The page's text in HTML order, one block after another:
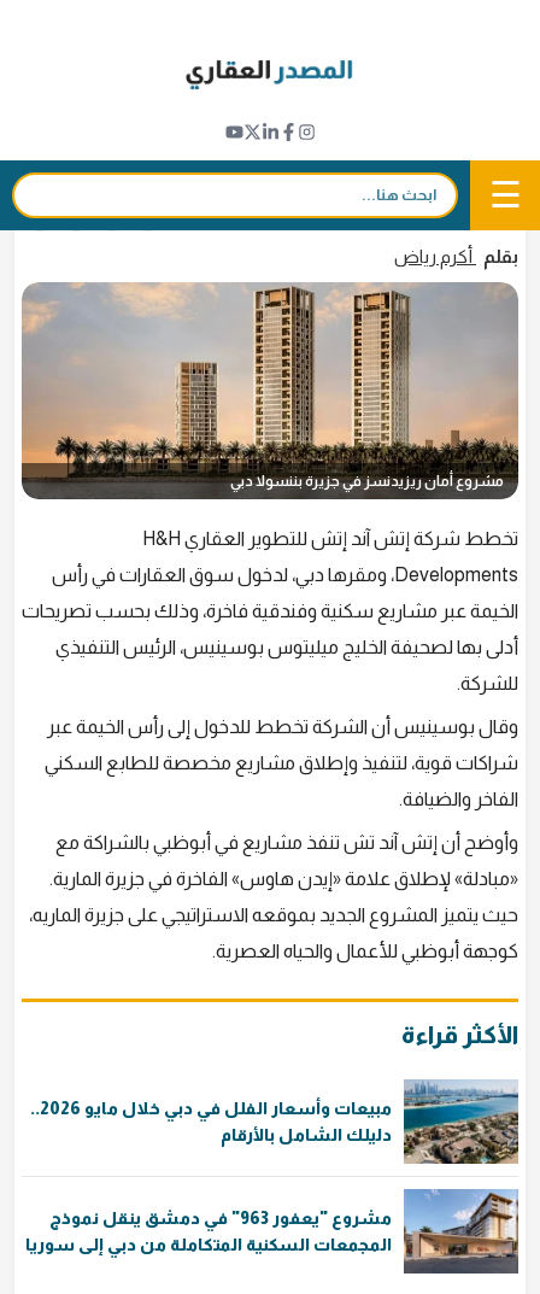
☰ بحث:
"إتش آند إتش" تخطط لدخول سوق عقارات
رأس الخيمة
29 مايو 2026 - 12:25 f
𝕏
in
بقلم أكرم رياض
مشروع أمان ريزيدنسز في جزيرة بننسولا دبي
تخطط شركة إتش آند إتش للتطوير العقاري H&H
Developments، ومقرها دبي، لدخول سوق العقارات في رأس
الخيمة عبر مشاريع سكنية وفندقية فاخرة، وذلك بحسب تصريحات
أدلى بها لصحيفة الخليج ميليتوس بوسينيس، الرئيس التنفيذي
للشركة.
وقال بوسينيس أن الشركة تخطط للدخول إلى رأس الخيمة عبر
شراكات قوية، لتنفيذ وإطلاق مشاريع مخصصة للطابع السكني
الفاخر والضيافة.
وأوضح أن إتش آند تش تنفذ مشاريع في أبوظبي بالشراكة مع
«مبادلة» لإطلاق علامة «إيدن هاوس» الفاخرة في جزيرة المارية.
حيث يتميز المشروع الجديد بموقعه الاستراتيجي على جزيرة الماريه،
كوجهة أبوظبي للأعمال والحياه العصرية.
الأكثر قراءة
مبيعات وأسعار الفلل في دبي خلال مايو 2026..
دليلك الشامل بالأرقام
مشروع "يعفور 963" في دمشق ينقل نموذج
المجمعات السكنية المتكاملة من دبي إلى سوريا